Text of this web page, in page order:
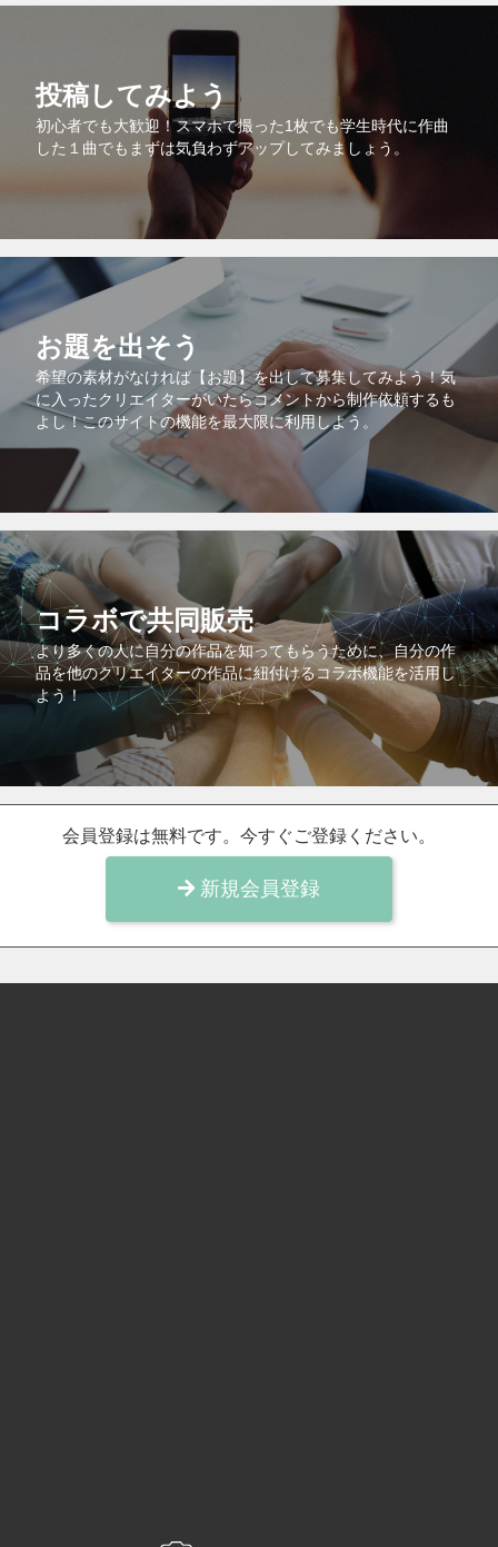
投稿してみよう
初心者でも大歓迎！スマホで撮った1枚でも学生時代に作曲
した１曲でもまずは気負わずアップしてみましょう。
お題を出そう
希望の素材がなければ【お題】を出して募集してみよう！気
に入ったクリエイターがいたらコメントから制作依頼するも
よし！このサイトの機能を最大限に利用しよう。
コラボで共同販売
より多くの人に自分の作品を知ってもらうために、自分の作
品を他のクリエイターの作品に紐付けるコラボ機能を活用し
よう！
会員登録は無料です。今すぐご登録ください。
新規会員登録